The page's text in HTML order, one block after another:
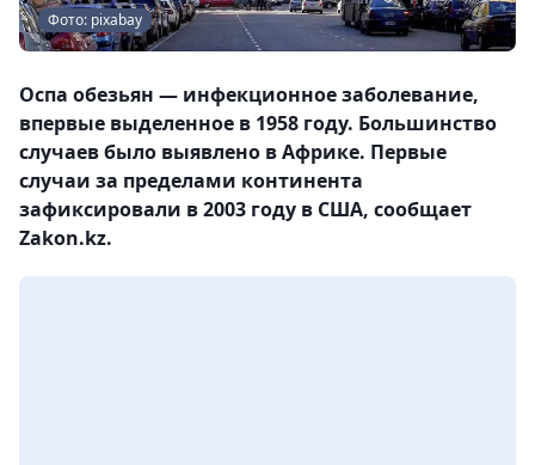
Фото: pixabay
Оспа обезьян — инфекционное заболевание,
впервые выделенное в 1958 году. Большинство
случаев было выявлено в Африке. Первые
случаи за пределами континента
зафиксировали в 2003 году в США, сообщает
Zakon.kz.